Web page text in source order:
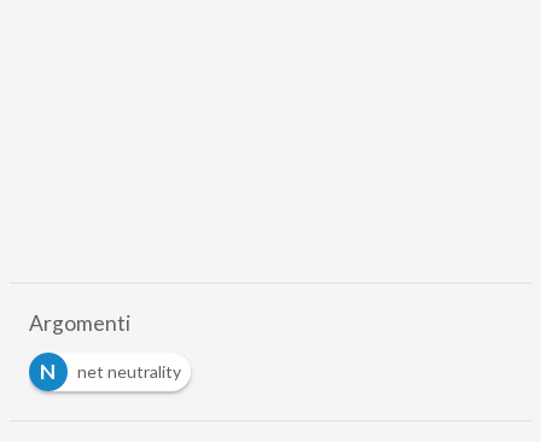
Argomenti
N
net neutrality